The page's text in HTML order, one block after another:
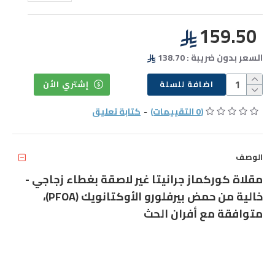
(0 التقييمات) - كتابة تعليق
159.50
السعر بدون ضريبة : 138.70
اضافة للسلة إشتري الأن
الوصف
مقلاة كوركماز جرانيتا غير لاصقة بغطاء زجاجي -
خالية من حمض بيرفلورو الأوكتانويك (PFOA)،
متوافقة مع أفران الحث